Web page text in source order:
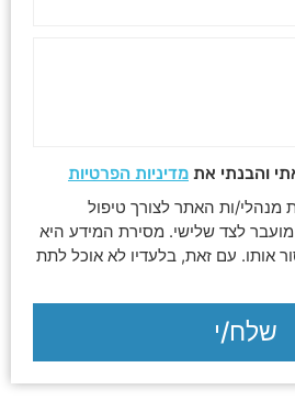
והבנתי את מדיניות הפרטיות
ות האתר לצורך טיפול
מועבר לצד שלישי. מסירת המידע היא
אותו. עם זאת, בלעדיו לא אוכל לתת
שלח/י